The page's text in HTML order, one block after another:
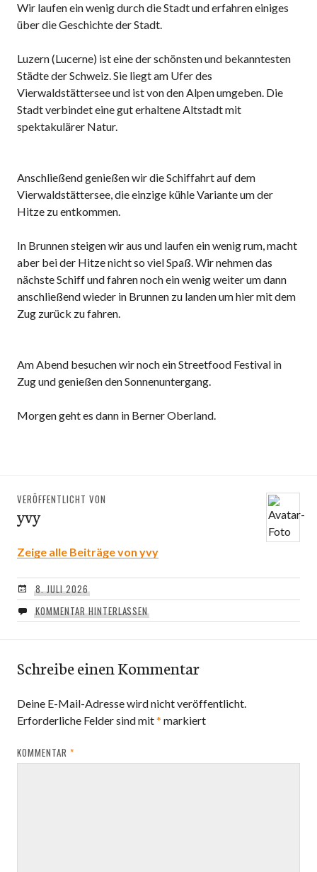
Wir laufen ein wenig durch die Stadt und erfahren einiges
über die Geschichte der Stadt.
Luzern (Lucerne) ist eine der schönsten und bekanntesten
Städte der Schweiz. Sie liegt am Ufer des
Vierwaldstättersee und ist von den Alpen umgeben. Die
Stadt verbindet eine gut erhaltene Altstadt mit
spektakulärer Natur.
Anschließend genießen wir die Schiffahrt auf dem
Vierwaldstättersee, die einzige kühle Variante um der
Hitze zu entkommen.
In Brunnen steigen wir aus und laufen ein wenig rum, macht
aber bei der Hitze nicht so viel Spaß. Wir nehmen das
nächste Schiff und fahren noch ein wenig weiter um dann
anschließend wieder in Brunnen zu landen um hier mit dem
Zug zurück zu fahren.
Am Abend besuchen wir noch ein Streetfood Festival in
Zug und genießen den Sonnenuntergang.
Morgen geht es dann in Berner Oberland.
VERÖFFENTLICHT VON
yvy
Zeige alle Beiträge von yvy
8. JULI 2026
KOMMENTAR HINTERLASSEN
Schreibe einen Kommentar
Deine E-Mail-Adresse wird nicht veröffentlicht.
Erforderliche Felder sind mit* markiert
KOMMENTAR *